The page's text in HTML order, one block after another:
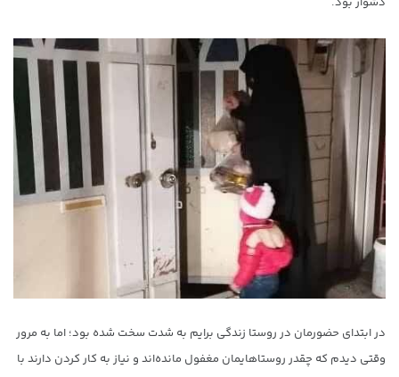
در ابتدای حضورمان در روستا زندگی برایم به شدت سخت شده بود؛ اما به مرور
وقتی دیدم که چقدر روستاهایمان مغفول مانده‌اند و نیاز به کار کردن دارند با